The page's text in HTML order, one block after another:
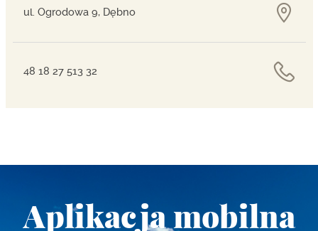
ul. Ogrodowa 9, Dębno
48 18 27 513 32
Aplikacja mobilna